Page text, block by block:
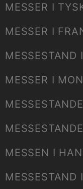
MESSER I
MESSER I
MESSESTAND
MESSER I
MESSEN I
MESSESTAND